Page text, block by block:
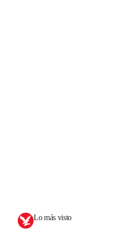
Lo más visto